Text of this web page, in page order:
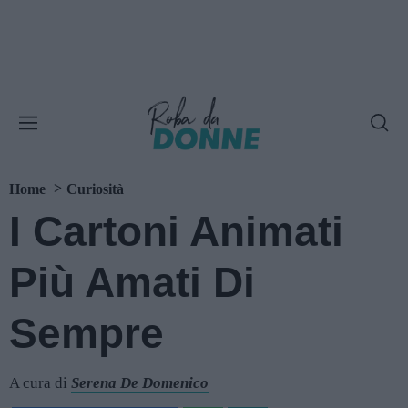
Home Curiosità
I Cartoni Animati
Più Amati Di
Sempre
A cura di Serena De Domenico